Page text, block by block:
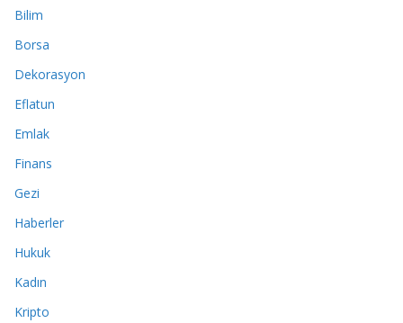
Bilim
Borsa
Dekorasyon
Eflatun
Emlak
Finans
Gezi
Haberler
Hukuk
Kadın
Kripto